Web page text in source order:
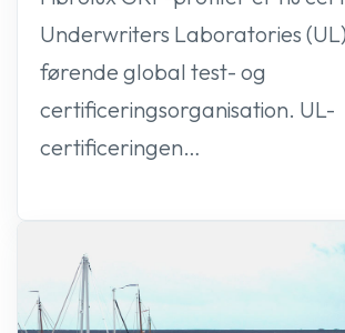
Underwriters Laboratories
førende global test- og
certificeringsorganisation. UL-
certificeringen…